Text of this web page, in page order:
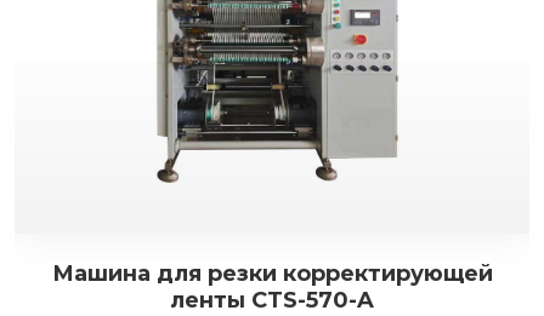
Машина для резки корректирующей
ленты CTS-570-A